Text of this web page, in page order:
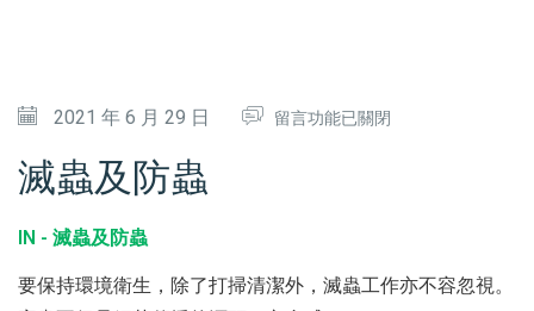
2021 年 6 月 29 日
在
防
留言功能已關閉
滅蟲及防蟲
IN - 滅蟲及防蟲
要保持環境衛生，除了打掃清潔外，滅蟲工作亦不容忽視。